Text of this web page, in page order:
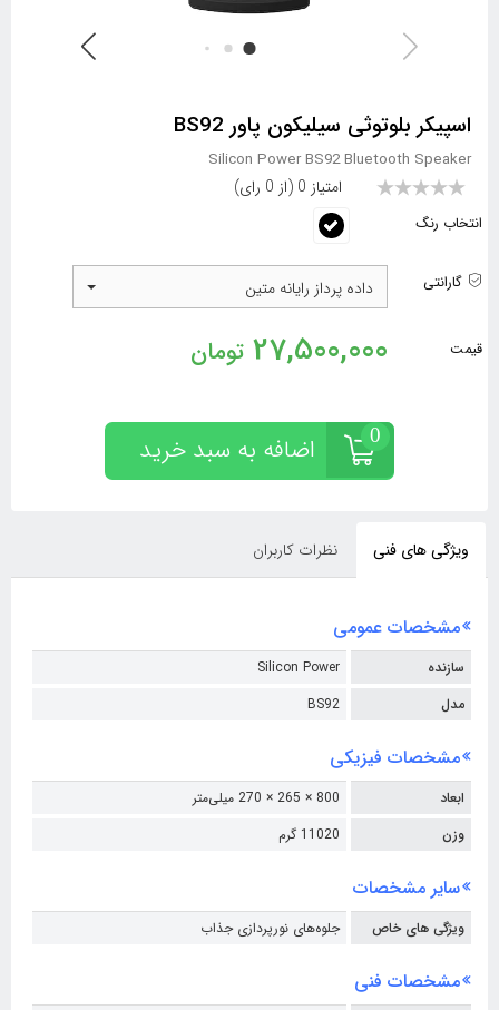
اسپیکر بلوتوثی سیلیکون پاور BS92
Silicon Power BS92 Bluetooth Speaker
امتیاز 0 (از 0 رای)
انتخاب رنگ
گارانتی داده پرداز رایانه متین
قیمت 27,500,000 تومان
0 اضافه به سبد خرید
ویژگی های فنی نظرات کاربران
مشخصات عمومی
سازنده
Silicon Power
مدل
BS92
مشخصات فیزیکی
ابعاد
800 × 265 × 270 میلی‌متر
وزن
11020 گرم
سایر مشخصات
ویژگی های خاص جلوه‌های نورپردازی جذاب
مشخصات فنی